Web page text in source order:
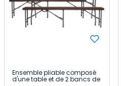
Ensemble pliable composé
d'une table et de 2 bancs de